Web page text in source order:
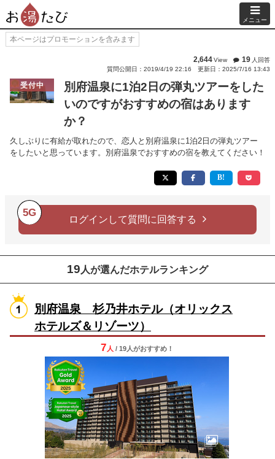
メニュー
本ページはプロモーションを含みます
2,644View 19 人回答
質問公開日：2019/4/19 22:16
更新日：2025/7/16 13:43
受付中
別府温泉に1泊2日の弾丸ツアーをした
いのですがおすすめの宿はあります
か？
久しぶりに有給が取れたので、恋人と別府温泉に1泊2日の弾丸ツアー
をしたいと思っています。別府温泉でおすすめの宿を教えてください！
5G
ログインして質問に回答する
19 人が選んだホテルランキング
別府温泉 杉乃井ホテル（オリックス
ホテルズ＆リゾーツ）
7 人 / 19人がおすすめ！